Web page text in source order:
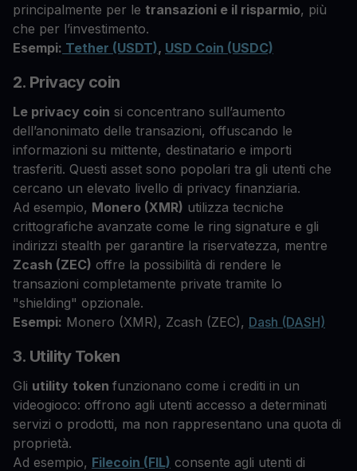
principalmente per le transazioni e il risparmio, più
che per l’investimento.
Esempi: Tether (USDT), USD Coin (USDC)
2. Privacy coin
Le privacy coin si concentrano sull’aumento
dell’anonimato delle transazioni, offuscando le
informazioni su mittente, destinatario e importi
trasferiti. Questi asset sono popolari tra gli utenti che
cercano un elevato livello di privacy finanziaria.
Ad esempio, Monero (XMR) utilizza tecniche
crittografiche avanzate come le ring signature e gli
indirizzi stealth per garantire la riservatezza, mentre
Zcash (ZEC) offre la possibilità di rendere le
transazioni completamente private tramite lo
"shielding" opzionale.
Esempi: Monero (XMR), Zcash (ZEC), Dash (DASH)
3. Utility Token
Gli utility token funzionano come i crediti in un
videogioco: offrono agli utenti accesso a determinati
servizi o prodotti, ma non rappresentano una quota di
proprietà.
Ad esempio, Filecoin (FIL) consente agli utenti di